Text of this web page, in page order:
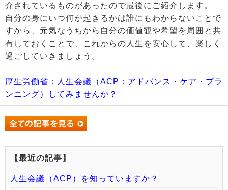
介されているものがあったので最後にご紹介します。
自分の身にいつ何が起きるかは誰にもわからないことで
すから、元気なうちから自分の価値観や希望を周囲と共
有しておくことで、これからの人生を安心して、楽しく
過ごしていきましょう。
厚生労働省：人生会議（ACP：アドバンス・ケア・プラ
ンニング）してみませんか？
【最近の記事】
人生会議（ACP）を知っていますか？